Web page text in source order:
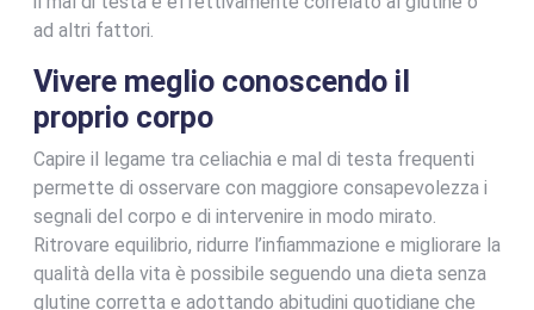
ad altri fattori.
Vivere meglio conoscendo il
proprio corpo
Capire il legame tra celiachia e mal di testa frequenti
permette di osservare con maggiore consapevolezza i
segnali del corpo e di intervenire in modo mirato.
Ritrovare equilibrio, ridurre l’infiammazione e migliorare la
qualità della vita è possibile seguendo una dieta senza
glutine corretta e adottando abitudini quotidiane che